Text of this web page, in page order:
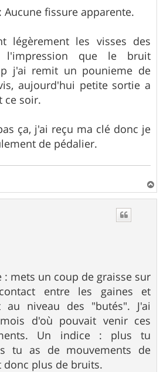
Aucune fissure apparente.
légèrement les visses des
que le bruit
j'ai remit un pounieme de
aujourd'hui petite sortie a
ce soir.
ça, j'ai reçu ma clé donc je
de pédalier.
a
: mets un coup de graisse sur
entre les gaines et
au niveau des "butés". J'ai
d'où pouvait venir ces
Un indice : plus tu
tu as de mouvements de
donc plus de bruits.